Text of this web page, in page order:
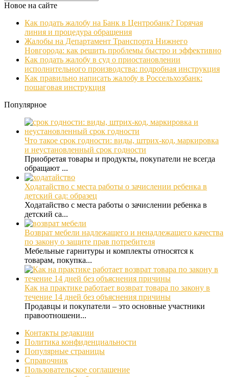
Новое на сайте
Как подать жалобу на Банк в Центробанк? Горячая
линия и процедура обращения
Жалобы на Департамент Транспорта Нижнего
Новгорода: как решить проблемы быстро и эффективно
Как подать жалобу в суд о приостановлении
исполнительного производства: подробная инструкция
Как правильно написать жалобу в Россельхозбанк:
пошаговая инструкция
Популярное
Что такое срок годности: виды, штрих-код, маркировка
и неустановленный срок годности
Приобретая товары и продукты, покупатели не всегда
обращают ...
Ходатайство с места работы о зачислении ребенка в
детский сад: образец
Ходатайство с места работы о зачислении ребенка в
детский са...
Возврат мебели надлежащего и ненадлежащего качества
по закону о защите прав потребителя
Мебельные гарнитуры и комплекты относятся к
товарам, покупка...
Как на практике работает возврат товара по закону в
течение 14 дней без объяснения причины
Продавцы и покупатели – это основные участники
правоотношени...
Контакты редакции
Политика конфиденциальности
Популярные страницы
Справочник
Пользовательское соглашение